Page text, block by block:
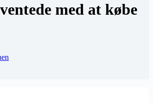
med at købe